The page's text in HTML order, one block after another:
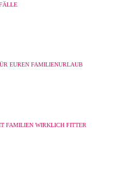
EUREN FAMILIENURLAUB
FAMILIEN WIRKLICH FITTER